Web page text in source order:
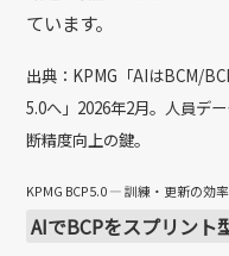
ています。
出典：KPMG「AIはBCM/
5.0へ」2026年2月。人員デ
断精度向上の鍵。
KPMG BCP5.0 — 訓練・更新の効
AIでBCPをスプリント